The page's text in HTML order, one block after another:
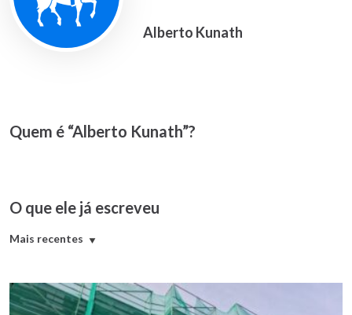
Alberto Kunath
Quem é “Alberto Kunath”?
O que ele já escreveu
Mais recentes